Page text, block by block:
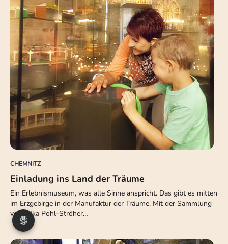
CHEMNITZ
Einladung ins Land der Träume
Ein Erlebnismuseum, was alle Sinne anspricht. Das gibt es mitten
im Erzgebirge in der Manufaktur der Träume. Mit der Sammlung
von Erika Pohl-Ströher…